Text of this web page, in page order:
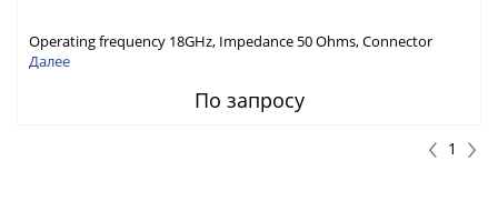
Operating frequency 18GHz, Impedance 50 Ohms, Connector
interface MIL-STD-348
Далее
По запросу
1